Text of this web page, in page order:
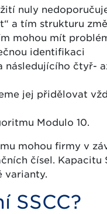
nuly
a tím strukturu
mohou mít
identifikaci
následujícího čtyř-
jej přidělovat
Modulo 10.
mohou firmy v
čísel. Kapacitu
varianty.
SSCC?